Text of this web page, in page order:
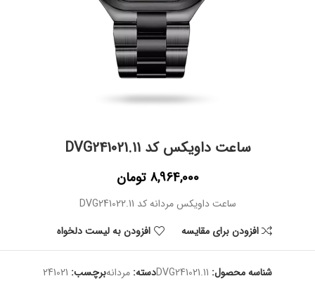
ساعت داویکس کد DVG241021.11
8,964,000 تومان
ساعت داویکس مردانه کد DVG241022.11
افزودن برای مقایسه
افزودن به لیست دلخواه
شناسه محصول: DVG241021.11دسته: مردانهبرچسب: 241021